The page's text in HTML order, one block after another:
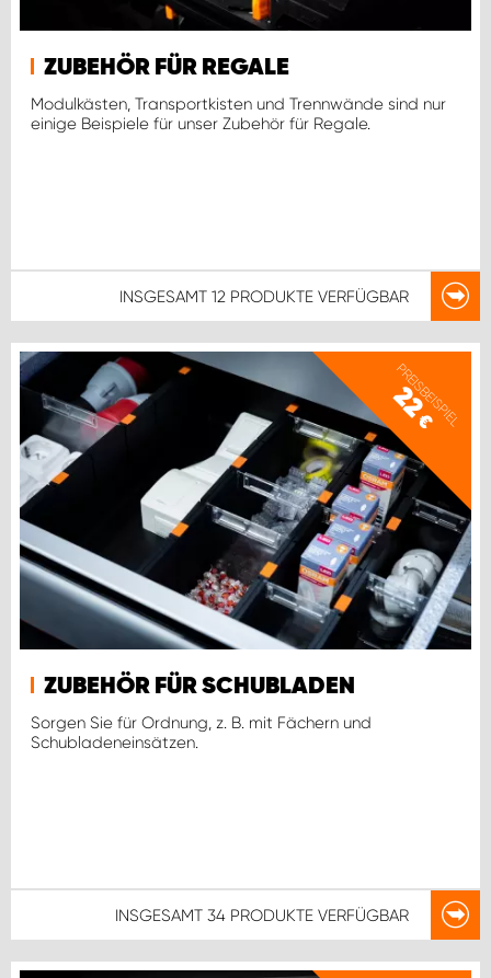
ZUBEHÖR FÜR REGALE
Modulkästen, Transportkisten und Trennwände sind nur
einige Beispiele für unser Zubehör für Regale.
INSGESAMT 12 PRODUKTE VERFÜGBAR
PREISBEISPIEL
22
€
ZUBEHÖR FÜR SCHUBLADEN
Sorgen Sie für Ordnung, z. B. mit Fächern und
Schubladeneinsätzen.
INSGESAMT 34 PRODUKTE VERFÜGBAR